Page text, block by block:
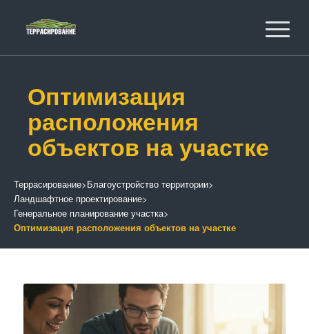
Оптимизация
расположения
объектов на участке
Террасирование>Благоустройство территории>
Ландшафтное проектирование>
Генеральное планирование участка>
Оптимизация расположения объектов на участке